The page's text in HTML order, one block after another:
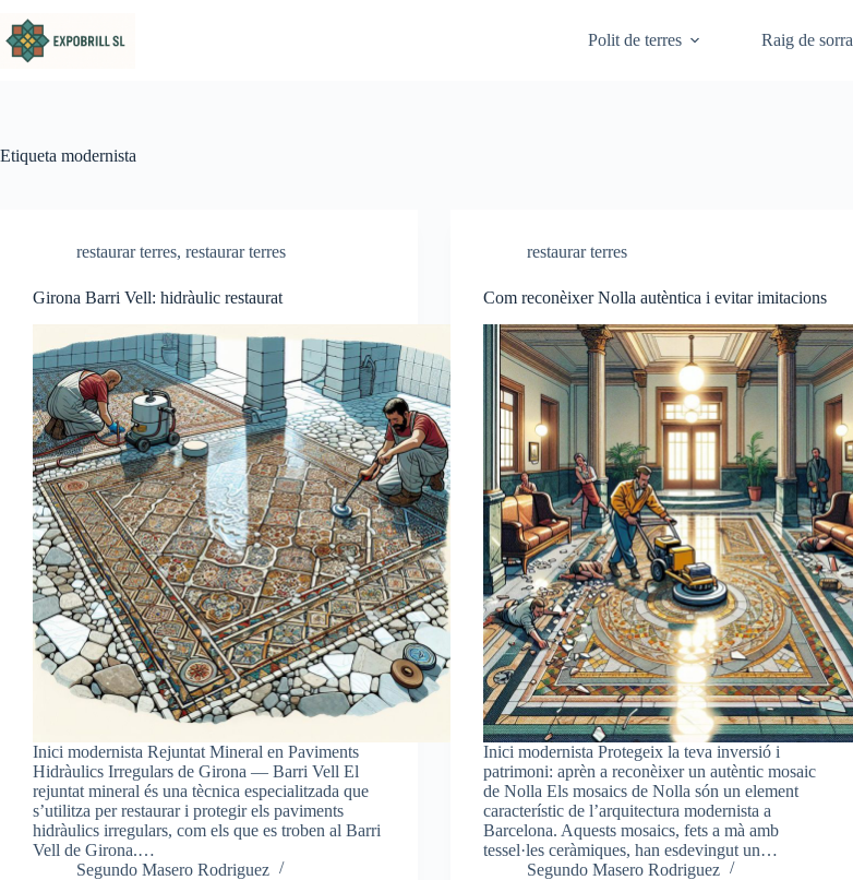
Polit de terres
Raig de sorra
Etiqueta modernista
restaurar terres, restaurar terres
Girona Barri Vell: hidràulic restaurat
Inici modernista Rejuntat Mineral en Paviments
Hidràulics Irregulars de Girona — Barri Vell El
rejuntat mineral és una tècnica especialitzada que
s’utilitza per restaurar i protegir els paviments
hidràulics irregulars, com els que es troben al Barri
Vell de Girona.…
Segundo Masero Rodriguez
restaurar terres
Com reconèixer Nolla autèntica i evitar imitacions
Inici modernista Protegeix la teva inversió i
patrimoni: aprèn a reconèixer un autèntic mosaic
de Nolla Els mosaics de Nolla són un element
característic de l’arquitectura modernista a
Barcelona. Aquests mosaics, fets a mà amb
tessel·les ceràmiques, han esdevingut un…
Segundo Masero Rodriguez